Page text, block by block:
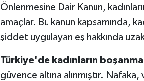
Önlenmesine Dair Kanun,
amaçlar. Bu kanun kapsamında,
şiddet uygulayan eş hakkında
Türkiye'de kadınların
güvence altına alınmıştır.